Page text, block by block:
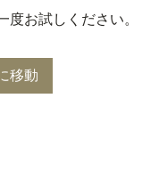
お試しください。
移動